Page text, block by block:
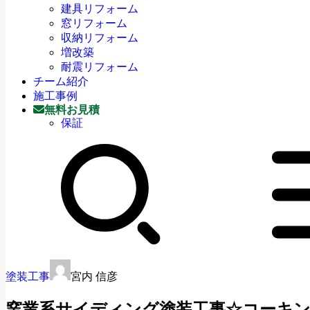
建具リフォーム
窓リフォーム
収納リフォーム
増改築
耐震リフォーム
チーム紹介
施工事例
無料お見積
保証
塗装工事 宮内 信彦